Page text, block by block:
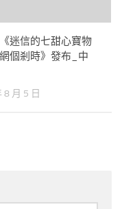
迷信的七甜心寶物
個剎時》發布_中
8 月 5 日